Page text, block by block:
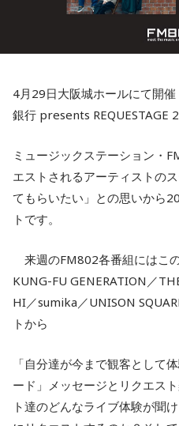
4月29日大阪城ホールにて開
銀行 presents REQUESTAGE
ミュージックステーション・
エストされるアーティストの
てもらいたい」との思いから
トです。
来週のFM802各番組にはこ
KUNG-FU GENERATION／
HI／sumika／UNISON
トから
「自分達が今まで観客として
ード」メッセージとリクエス
ト達のどんなライブ体験が聞